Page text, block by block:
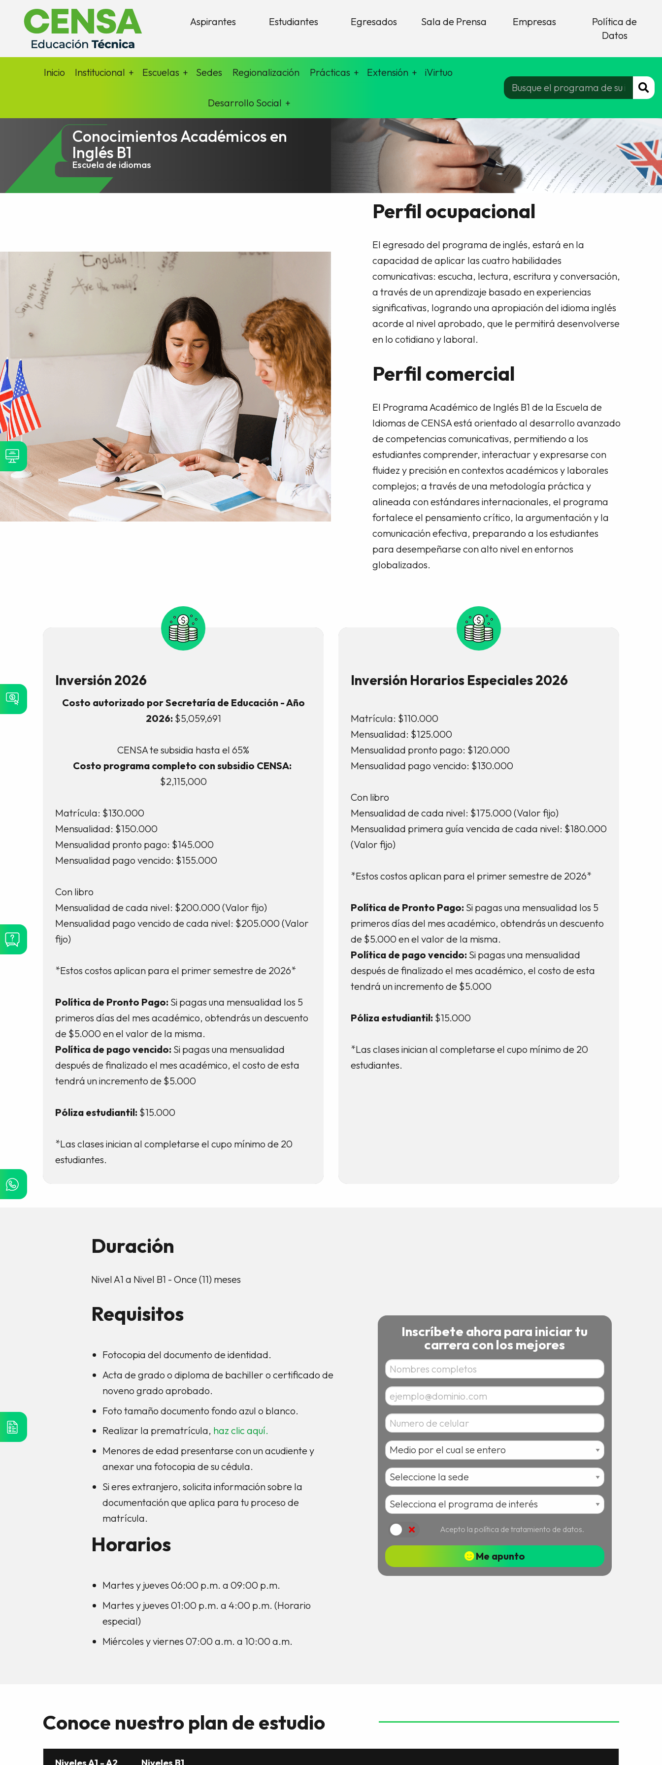
Aspirantes Estudiantes Egresados Sala de Prensa Empresas
Política de
Datos
Inicio Institucional Escuelas Sedes Regionalización Prácticas Extensión iVirtuo
Desarrollo Social
Conocimientos Académicos en
Inglés B1
Escuela de idiomas
Perfil ocupacional
El egresado del programa de inglés, estará en la
capacidad de aplicar las cuatro habilidades
comunicativas: escucha, lectura, escritura y conversación,
a través de un aprendizaje basado en experiencias
significativas, logrando una apropiación del idioma inglés
acorde al nivel aprobado, que le permitirá desenvolverse
en lo cotidiano y laboral.
Perfil comercial
El Programa Académico de Inglés B1 de la Escuela de
Idiomas de CENSA está orientado al desarrollo avanzado
de competencias comunicativas, permitiendo a los
estudiantes comprender, interactuar y expresarse con
fluidez y precisión en contextos académicos y laborales
complejos; a través de una metodología práctica y
alineada con estándares internacionales, el programa
fortalece el pensamiento crítico, la argumentación y la
comunicación efectiva, preparando a los estudiantes
para desempeñarse con alto nivel en entornos
globalizados.
Inversión 2026
Costo autorizado por Secretaría de Educación - Año
2026: $5,059,691
CENSA te subsidia hasta el 65%
Costo programa completo con subsidio CENSA:
$2,115,000
Matrícula: $130.000
Mensualidad: $150.000
Mensualidad pronto pago: $145.000
Mensualidad pago vencido: $155.000
Con libro
Mensualidad de cada nivel: $200.000 (Valor fijo)
Mensualidad pago vencido de cada nivel: $205.000 (Valor
fijo)
*Estos costos aplican para el primer semestre de 2026*
Política de Pronto Pago: Si pagas una mensualidad los 5
primeros días del mes académico, obtendrás un descuento
de $5.000 en el valor de la misma.
Política de pago vencido: Si pagas una mensualidad
después de finalizado el mes académico, el costo de esta
tendrá un incremento de $5.000
Póliza estudiantil: $15.000
*Las clases inician al completarse el cupo mínimo de 20
estudiantes.
Inversión Horarios Especiales 2026
Matrícula: $110.000
Mensualidad: $125.000
Mensualidad pronto pago: $120.000
Mensualidad pago vencido: $130.000
Con libro
Mensualidad de cada nivel: $175.000 (Valor fijo)
Mensualidad primera guía vencida de cada nivel: $180.000
(Valor fijo)
*Estos costos aplican para el primer semestre de 2026*
Política de Pronto Pago: Si pagas una mensualidad los 5
primeros días del mes académico, obtendrás un descuento
de $5.000 en el valor de la misma.
Política de pago vencido: Si pagas una mensualidad
después de finalizado el mes académico, el costo de esta
tendrá un incremento de $5.000
Póliza estudiantil: $15.000
*Las clases inician al completarse el cupo mínimo de 20
estudiantes.
Duración
Nivel A1 a Nivel B1 - Once (11) meses
Requisitos
Fotocopia del documento de identidad.
Acta de grado o diploma de bachiller o certificado de
noveno grado aprobado.
Foto tamaño documento fondo azul o blanco.
Realizar la prematrícula, haz clic aquí.
Menores de edad presentarse con un acudiente y
anexar una fotocopia de su cédula.
Si eres extranjero, solicita información sobre la
documentación que aplica para tu proceso de
matrícula.
Horarios
Martes y jueves 06:00 p.m. a 09:00 p.m.
Martes y jueves 01:00 p.m. a 4:00 p.m. (Horario
especial)
Miércoles y viernes 07:00 a.m. a 10:00 a.m.
Inscríbete ahora para iniciar tu
carrera con los mejores
Acepto Acepto la política de tratamiento de datos.
Me apunto
Conoce nuestro plan de estudio
Niveles A1 - A2 Niveles B1